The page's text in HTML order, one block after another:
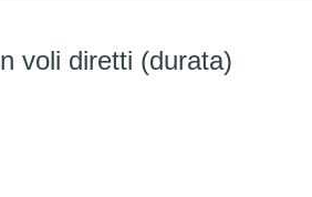
voli diretti (durata)